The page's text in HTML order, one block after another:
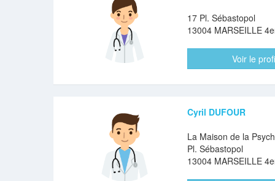
17 Pl. Sébastopol
13004 MARSEILLE
Voir le
Cyril DUFOUR
La Maison de la
Pl. Sébastopol
13004 MARSEILLE